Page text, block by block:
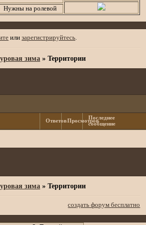
Нужны на ролевой
илизарегистрируйтесь.
зима »Территории
ОтветовПросмотровПоследнее
сообщение
зима »Территории
создать форум бесплатно